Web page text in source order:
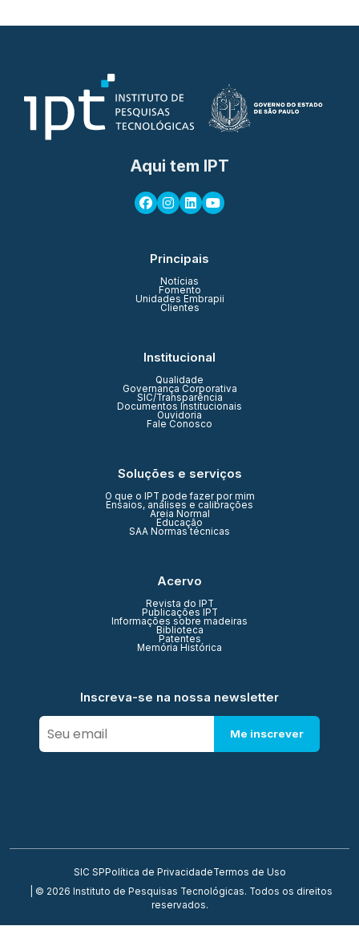
Aqui tem IPT
Principais
Notícias
Fomento
Unidades Embrapii
Clientes
Institucional
Qualidade
Governança Corporativa
SIC/Transparência
Documentos Institucionais
Ouvidoria
Fale Conosco
Soluções e serviços
O que o IPT pode fazer por mim
Ensaios, análises e calibrações
Areia Normal
Educação
SAA Normas técnicas
Acervo
Revista do IPT
Publicações IPT
Informações sobre madeiras
Biblioteca
Patentes
Memória Histórica
Inscreva-se na nossa newsletter
Me inscrever
SIC SP Política de PrivacidadeTermos de Uso
| © 2026 Instituto de Pesquisas Tecnológicas. Todos os direitos
reservados.